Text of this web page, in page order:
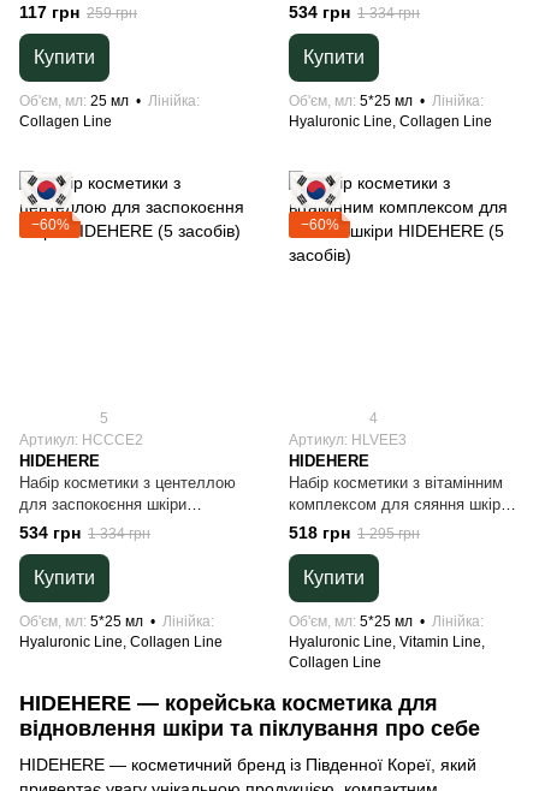
зеленим чаєм HIDEHERE,
корейська косметика, тревел
формат
117 грн 259 грн
Купити
Об'єм, мл 25 мл
Лінійка
Collagen Line
зволоження шкіри HIDEHERE(5
засобів)
534 грн 1 334 грн
Купити
Об'єм, мл 5*25 мл
Лінійка
Hyaluronic Line, Collagen Line
−60%
5
Артикул: HCCCE2
HIDEHERE
Набір косметики з центеллою
для заспокоєння шкіри
HIDEHERE (5 засобів)
534 грн 1 334 грн
Купити
Об'єм, мл 5*25 мл
Лінійка
Hyaluronic Line, Collagen Line
−60%
4
Артикул: HLVEE3
HIDEHERE
Набір косметики з вітамінним
комплексом для сяяння шкіри
HIDEHERE (5 засобів)
518 грн 1 295 грн
Купити
Об'єм, мл 5*25 мл
Лінійка
Hyaluronic Line, Vitamin Line,
Collagen Line
HIDEHERE — корейська косметика для
відновлення шкіри та піклування про себе
HIDEHERE — косметичний бренд із Південної Кореї, який